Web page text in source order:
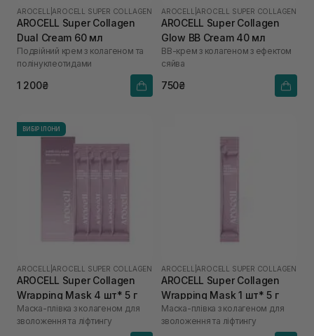
AROCELL AROCELL SUPER COLLAGEN
AROCELL Super Collagen
Dual Cream 60 мл
Подвійний крем з колагеном та
полінуклеотидами
1 200₴
AROCELL AROCELL SUPER COLLAGEN
AROCELL Super Collagen
Glow BB Cream 40 мл
ВВ-крем з колагеном з ефектом
сяйва
750₴
ВИБІР ІЛОНИ
AROCELL AROCELL SUPER COLLAGEN
AROCELL Super Collagen
Wrapping Mask 4 шт* 5 г
Маска-плівка з колагеном для
зволоження та ліфтингу
AROCELL AROCELL SUPER COLLAGEN
AROCELL Super Collagen
Wrapping Mask 1 шт* 5 г
Маска-плівка з колагеном для
зволоження та ліфтингу